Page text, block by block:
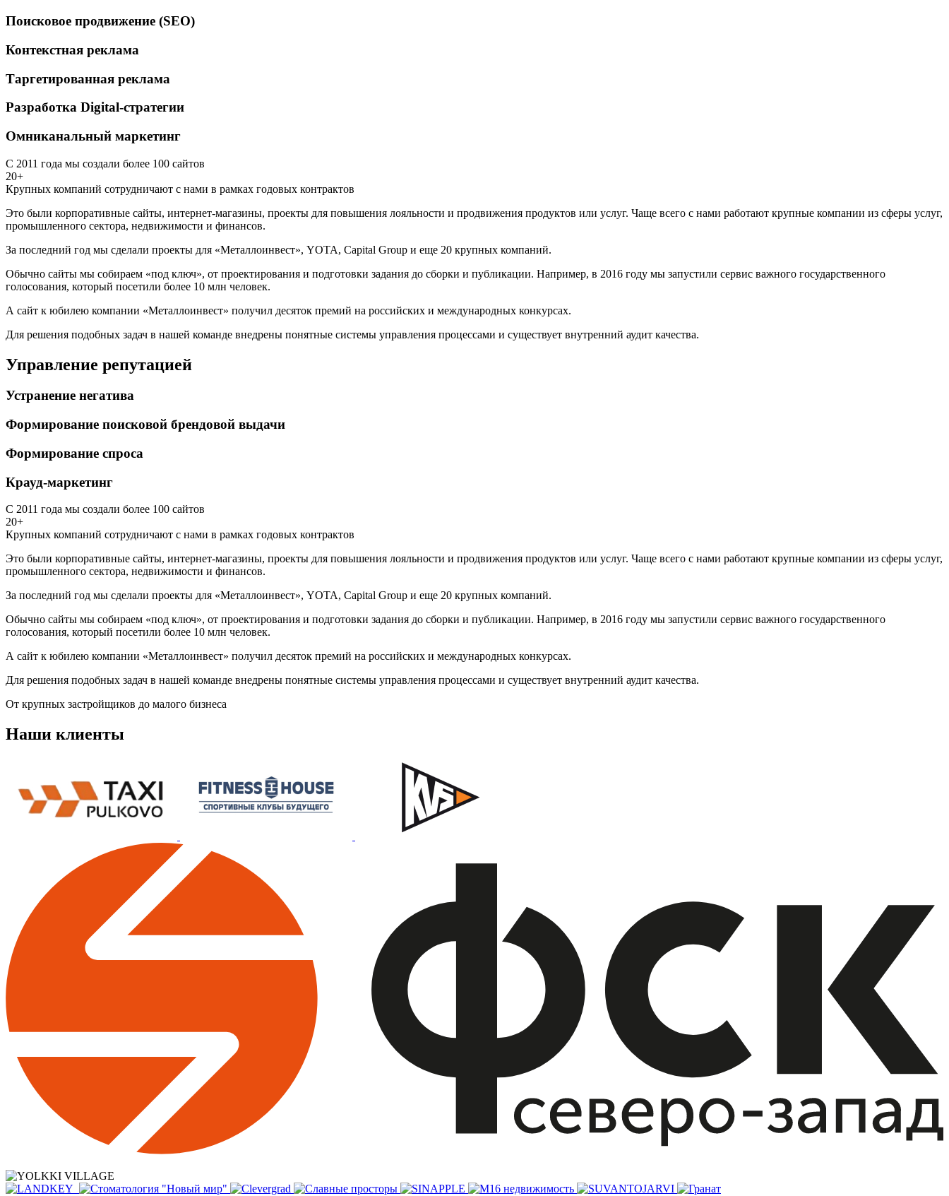
Поисковое продвижение (SEO)
Контекстная реклама
Таргетированная реклама
Разработка Digital-стратегии
Омниканальный маркетинг
С 2011 года мы создали более 100 сайтов
20+
Крупных компаний сотрудничают с нами в рамках годовых контрактов
Это были корпоративные сайты, интернет-магазины, проекты для повышения лояльности и продвижения продуктов или услуг. Чаще всего с нами работают крупные компании из сферы услуг,
промышленного сектора, недвижимости и финансов.
За последний год мы сделали проекты для «Металлоинвест», YOTA, Capital Group и еще 20 крупных компаний.
Обычно сайты мы собираем «под ключ», от проектирования и подготовки задания до сборки и публикации. Например, в 2016 году мы запустили сервис важного государственного
голосования, который посетили более 10 млн человек.
А сайт к юбилею компании «Металлоинвест» получил десяток премий на российских и международных конкурсах.
Для решения подобных задач в нашей команде внедрены понятные системы управления процессами и существует внутренний аудит качества.
Управление репутацией
Устранение негатива
Формирование поисковой брендовой выдачи
Формирование спроса
Крауд-маркетинг
С 2011 года мы создали более 100 сайтов
20+
Крупных компаний сотрудничают с нами в рамках годовых контрактов
Это были корпоративные сайты, интернет-магазины, проекты для повышения лояльности и продвижения продуктов или услуг. Чаще всего с нами работают крупные компании из сферы услуг,
промышленного сектора, недвижимости и финансов.
За последний год мы сделали проекты для «Металлоинвест», YOTA, Capital Group и еще 20 крупных компаний.
Обычно сайты мы собираем «под ключ», от проектирования и подготовки задания до сборки и публикации. Например, в 2016 году мы запустили сервис важного государственного
голосования, который посетили более 10 млн человек.
А сайт к юбилею компании «Металлоинвест» получил десяток премий на российских и международных конкурсах.
Для решения подобных задач в нашей команде внедрены понятные системы управления процессами и существует внутренний аудит качества.
От крупных застройщиков до малого бизнеса
Наши клиенты